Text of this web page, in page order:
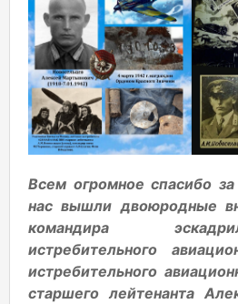
Всем огромное спасибо
нас вышли двоюродные
командира
истребительного
истребительного
старшего лейтенанта